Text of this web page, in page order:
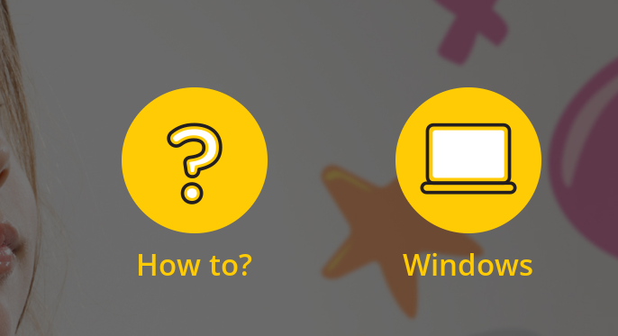
How to?
Hier finden Sie
Windows
Zum Download
für Windows